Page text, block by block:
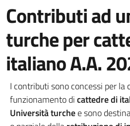
Contributi ad
turche per
italiano A.A.
I contributi sono concessi per la
funzionamento dicattedre di
Università turchee sono